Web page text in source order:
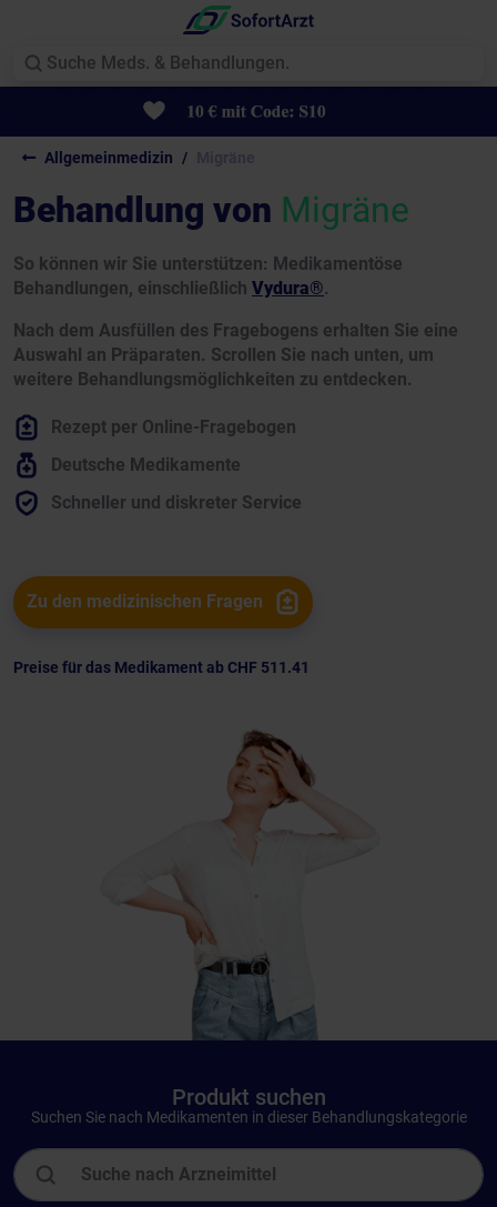
Allgemeinmedizin
Behandlung von Migräne
So können wir Sie unterstützen: Medikamentöse
Behandlungen, einschließlich Vydura®.
Nach dem Ausfüllen des Fragebogens erhalten Sie eine
Auswahl an Präparaten. Scrollen Sie nach unten, um
weitere Behandlungsmöglichkeiten zu entdecken.
Rezept per Online-Fragebogen
Deutsche Medikamente
Schneller und diskreter Service
Zu den medizinischen Fragen
Preise für das Medikament ab CHF 511.41
Produkt suchen
Suchen Sie nach Medikamenten in dieser Behandlungskategorie